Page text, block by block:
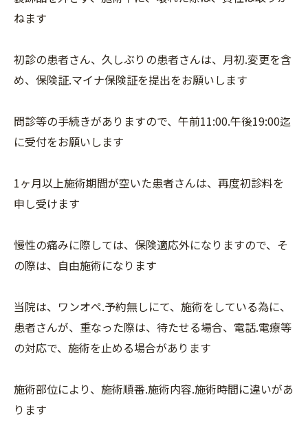
ねます
初診の患者さん、久しぶりの患者さんは、月初.変更を含
め、保険証.マイナ保険証を提出をお願いします
問診等の手続きがありますので、午前11:00.午後19:00迄
に受付をお願いします
1ヶ月以上施術期間が空いた患者さんは、再度初診料を
申し受けます
慢性の痛みに際しては、保険適応外になりますので、そ
の際は、自由施術になります
当院は、ワンオペ.予約無しにて、施術をしている為に、
患者さんが、重なった際は、待たせる場合、電話.電療等
の対応で、施術を止める場合があります
施術部位により、施術順番.施術内容.施術時間に違いがあ
ります